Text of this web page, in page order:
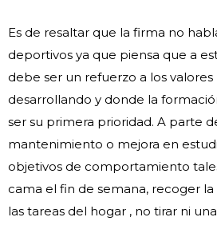
Es de resaltar que la firma no
deportivos ya que piensa que a
debe ser un refuerzo a los
desarrollando y donde la
ser su primera prioridad. A parte
mantenimiento o mejora en
objetivos de comportamiento
cama el fin de semana, recoger
las tareas del hogar , no tirar ni